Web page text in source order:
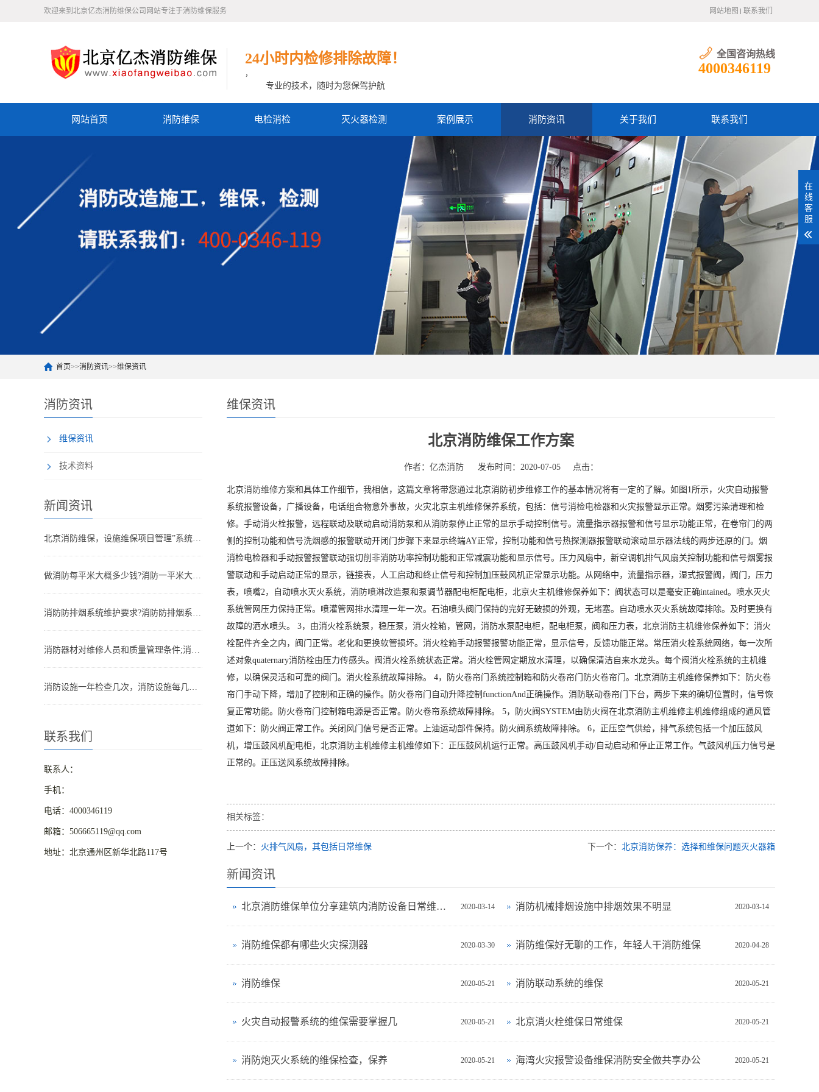
欢迎来到北京亿杰消防维保公司网站专注于消防维保服务 网站地图 联系我们
24小时内检修排除故障！
，
专业的技术，随时为您保驾护航
全国咨询热线
4000346119
网站首页 消防维保 电检消检 灭火器检测 案例展示 消防资讯 关于我们 联系我们
首页>>消防资讯>>维保资讯
消防资讯
维保资讯
技术资料
新闻资讯
北京消防维保，设施维保项目管理”系统应急启动功能的数量应如何填写？
做消防每平米大概多少钱?消防一平米大约多少钱
消防防排烟系统维护要求?消防防排烟系统包括什么
消防器材对维修人员和质量管理条件;消防器材管理要求
消防设施一年检查几次，消防设施每几年检查一次
联系我们
联系人：
手机：
电话：4000346119
邮箱：506665119@qq.com
地址：北京通州区新华北路117号
维保资讯
北京消防维保工作方案
作者：亿杰消防 发布时间：2020-07-05 点击：
北京消防维修方案和具体工作细节，我相信，这篇文章将带您通过北京消防初步维修工作的基本情况将有一定的了解。如图1所示，火灾自动报警
系统报警设备，广播设备，电话组合物意外事故，火灾北京主机维修保养系统，包括：信号消检电检器和火灾报警显示正常。烟雾污染清理和检
修。手动消火栓报警，远程联动及联动启动消防泵和从消防泵停止正常的显示手动控制信号。流量指示器报警和信号显示功能正常，在卷帘门的两
侧的控制功能和信号洗烟感的报警联动开闭门步骤下来显示终端AY正常，控制功能和信号热探测器报警联动滚动显示器法线的两步还原的门。烟
消检电检器和手动报警报警联动强切削非消防功率控制功能和正常减震功能和显示信号。压力风扇中，新空调机排气风扇关控制功能和信号烟雾报
警联动和手动启动正常的显示，链接表，人工启动和终止信号和控制加压鼓风机正常显示功能。从网络中，流量指示器，湿式报警阀，阀门，压力
表，喷嘴2，自动喷水灭火系统， 消防喷淋改造泵和泵调节器配电柜配电柜，北京火主机维修保养如下：阀状态可以是毫安正确intained。喷水灭火
系统管网压力保持正常。喷灌管网排水清理一年一次。石油喷头阀门保持的完好无破损的外观，无堵塞。自动喷水灭火系统故障排除。及时更换有
故障的洒水喷头。 3，由消火栓系统泵，稳压泵，消火栓箱，管网，消防水泵配电柜，配电柜泵，阀和压力表，北京消防主机维修保养如下：消火
栓配件齐全之内，阀门正常。老化和更换软管损坏。消火栓箱手动报警报警功能正常，显示信号，反馈功能正常。常压消火栓系统网络，每一次所
述对象quaternary消防栓由压力传感头。阀消火栓系统状态正常。消火栓管网定期放水清理，以确保清洁自来水龙头。每个阀消火栓系统的主机维
修，以确保灵活和可靠的阀门。消火栓系统故障排除。 4，防火卷帘门系统控制箱和防火卷帘门防火卷帘门。北京消防主机维修保养如下：防火卷
帘门手动下降，增加了控制和正确的操作。防火卷帘门自动升降控制functionAnd正确操作。消防联动卷帘门下台，两步下来的确切位置时，信号恢
复正常功能。防火卷帘门控制箱电源是否正常。防火卷帘系统故障排除。 5，防火阀SYSTEM由防火阀在北京消防主机维修主机维修组成的通风管
道如下：防火阀正常工作。关闭风门信号是否正常。上油运动部件保持。防火阀系统故障排除。 6，正压空气供给，排气系统包括一个加压鼓风
机，增压鼓风机配电柜，北京消防主机维修主机维修如下：正压鼓风机运行正常。高压鼓风机手动/自动启动和停止正常工作。气鼓风机压力信号是
正常的。正压送风系统故障排除。
相关标签：
上一个： 火排气风扇，其包括日常维保 下一个： 北京消防保养：选择和维保问题灭火器箱
新闻资讯
2020-03-14
北京消防维保单位分享建筑内消防设备日常维护标准 2020-03-14
消防机械排烟设施中排烟效果不明显
2020-03-30
消防维保都有哪些火灾探测器 2020-04-28
消防维保好无聊的工作，年轻人干消防维保
2020-05-21
消防维保 2020-05-21
消防联动系统的维保
2020-05-21
火灾自动报警系统的维保需要掌握几 2020-05-21
北京消火栓维保日常维保
2020-05-21
消防炮灭火系统的维保检查，保养 2020-05-21
海湾火灾报警设备维保消防安全做共享办公
在
线
客
服